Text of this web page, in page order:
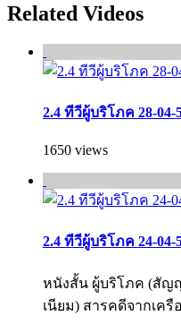
Related Videos
2.4 ทีวีผู้บริโภค 28-
1650 views
2.4 ทีวีผู้บริโภค 24-04-
หนังสั้น ผู้บริโภค (สัญ
เนียม) สารคดีจากเครื